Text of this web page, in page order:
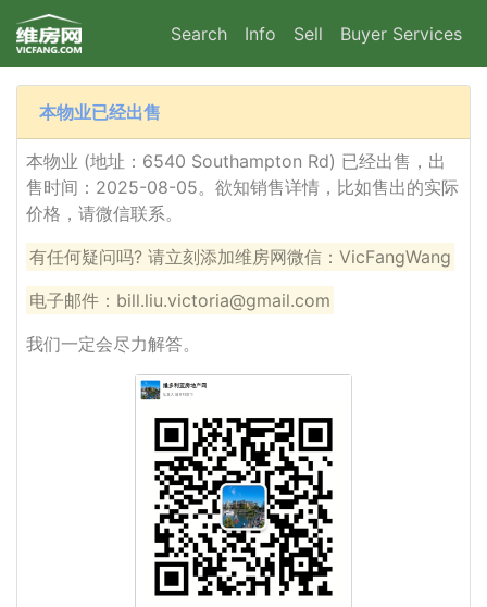
Search Info Sell Buyer Services
本物业已经出售
本物业 (地址：6540 Southampton Rd) 已经出售，出
售时间：2025-08-05。欲知销售详情，比如售出的实际
价格，请微信联系。
有任何疑问吗? 请立刻添加维房网微信：VicFangWang
电子邮件：bill.liu.victoria@gmail.com
我们一定会尽力解答。